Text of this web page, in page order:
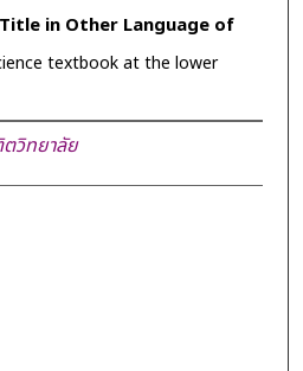
in Other Language of
textbook at the lower
วิทยาลัย